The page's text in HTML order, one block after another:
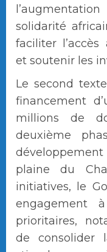
solidarité
faciliter l’accès
et soutenir les
Le second
financement
millions de
deuxième
plaine du
initiatives, le
engagement
prioritaires,
de consolider